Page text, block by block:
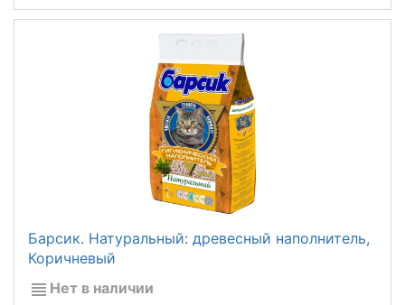
Барсик. Натуральный: древесный наполнитель,
Коричневый
Нет в наличии